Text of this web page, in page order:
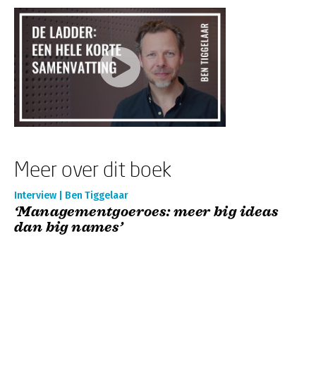
Meer over dit boek
Interview | Ben Tiggelaar
‘Managementgoeroes: meer big ideas
dan big names’